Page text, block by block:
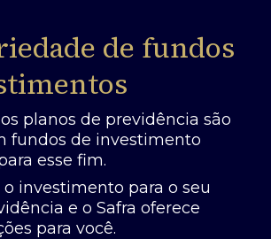
de fundos
planos de previdência são
fundos de investimento
esse fim.
o investimento para o seu
e o Safra oferece
para você.